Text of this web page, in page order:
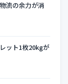
流の余力が消
ット1枚20kgが